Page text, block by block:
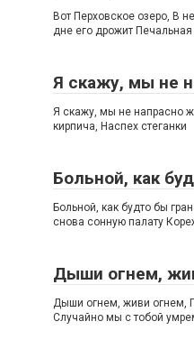
Вот Перховское озеро, В
дне его дрожит Печальная
Я скажу, мы не
Я скажу, мы не напрасно
кирпича, Наспех стеганки
Больной, как
Больной, как будто бы
снова сонную палату
Дыши огнем,
Дыши огнем, живи огнем,
Случайно мы с тобой